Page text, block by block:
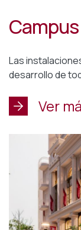
Las
desarrollo de
Ver